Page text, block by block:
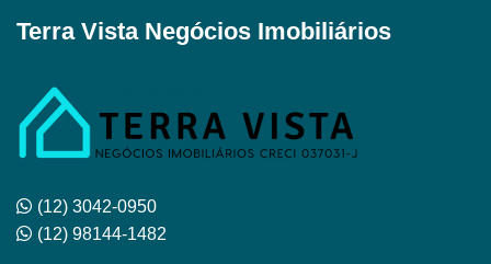
Terra Vista Negócios Imobiliários
(12) 3042-0950
(12) 98144-1482